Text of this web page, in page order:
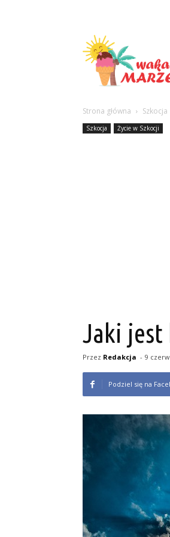
Wakacje-
marzen.pl
Strona główna Szkocja
Szkocja Życie w Szkocji
Jaki
Przez Redakcja - 9
Podziel się na